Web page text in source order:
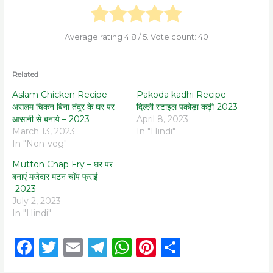
Average rating 4.8 / 5. Vote count: 40
Related
Aslam Chicken Recipe –
असलम चिकन बिना तंदूर के घर पर
आसानी से बनाये – 2023
March 13, 2023
In "Non-veg"
Pakoda kadhi Recipe –
दिल्ली स्टाइल पकोड़ा कढ़ी-2023
April 8, 2023
In "Hindi"
Mutton Chap Fry – घर पर
बनाएं मजेदार मटन चॉप फ्राई
-2023
July 2, 2023
In "Hindi"
F T E T WPi S